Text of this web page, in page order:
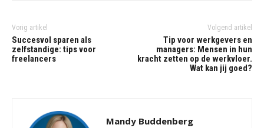
Vorig artikel
Succesvol sparen als
zelfstandige: tips voor
freelancers
Volgend artikel
Tip voor werkgevers en
managers: Mensen in hun
kracht zetten op de werkvloer.
Wat kan jij goed?
Mandy Buddenberg